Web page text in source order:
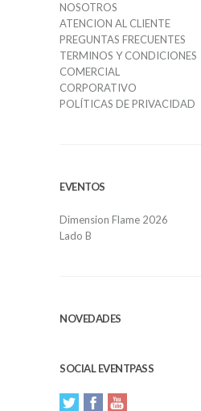
NOSOTROS
ATENCION AL CLIENTE
PREGUNTAS FRECUENTES
TERMINOS Y CONDICIONES
COMERCIAL
CORPORATIVO
POLÍTICAS DE PRIVACIDAD
EVENTOS
Dimension Flame 2026
Lado B
NOVEDADES
SOCIAL EVENTPASS